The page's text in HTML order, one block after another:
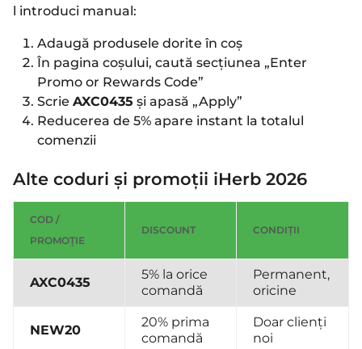
l introduci manual:
Adaugă produsele dorite în coș
În pagina coșului, caută secțiunea „Enter
Promo or Rewards Code”
Scrie AXC0435 și apasă „Apply”
Reducerea de 5% apare instant la totalul
comenzii
Alte coduri și promoții iHerb 2026
COD /
PROMOȚIE
DISCOUNT CONDIȚII
AXC0435
5% la orice
comandă
Permanent,
oricine
NEW20
20% prima
comandă
Doar clienți
noi